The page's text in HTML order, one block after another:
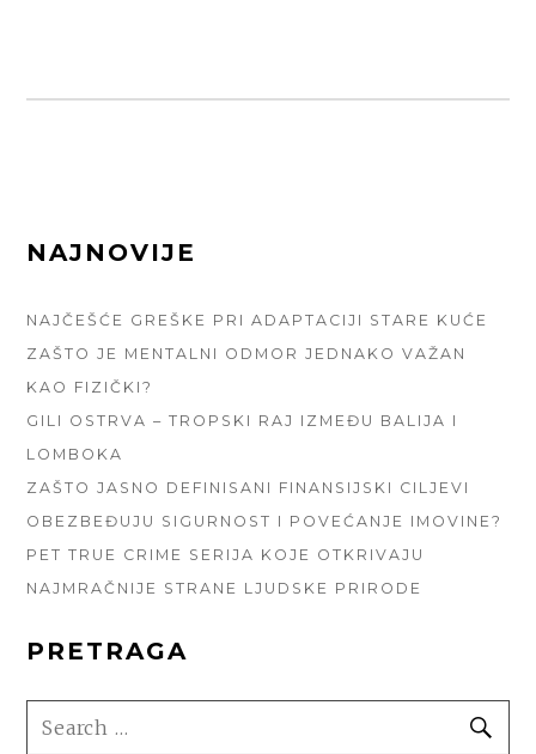
FOOTER
NAJNOVIJE
NAJČEŠĆE GREŠKE PRI ADAPTACIJI STARE KUĆE
ZAŠTO JE MENTALNI ODMOR JEDNAKO VAŽAN
KAO FIZIČKI?
GILI OSTRVA – TROPSKI RAJ IZMEĐU BALIJA I
LOMBOKA
ZAŠTO JASNO DEFINISANI FINANSIJSKI CILJEVI
OBEZBEĐUJU SIGURNOST I POVEĆANJE IMOVINE?
PET TRUE CRIME SERIJA KOJE OTKRIVAJU
NAJMRAČNIJE STRANE LJUDSKE PRIRODE
PRETRAGA
SEARCH
FOR: